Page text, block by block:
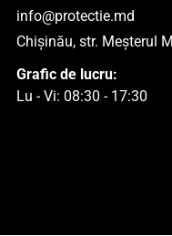
info@protectie.md
Chișinău, str. Meșterul
Grafic de lucru:
Lu - Vi: 08:30 - 17:30